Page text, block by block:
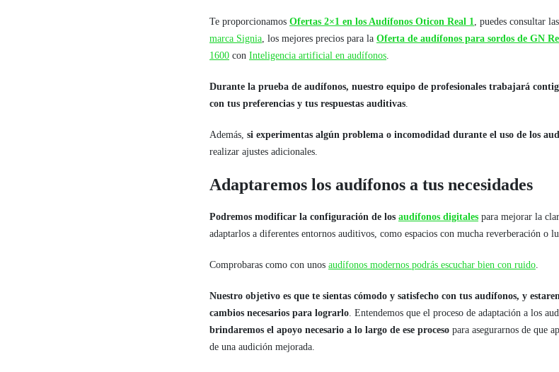
Te proporcionamos Ofertas 2×1 en los Audífonos Oticon Real 1, puedes consultar las
marca Signia, los mejores precios para la Oferta de audífonos para sordos de GN
1600 con Inteligencia artificial en audífonos.
Durante la prueba de audífonos, nuestro equipo de profesionales trabajará
con tus preferencias y tus respuestas auditivas.
Además, si experimentas algún problema o incomodidad durante el uso de los
realizar ajustes adicionales.
Adaptaremos los audífonos a tus necesidades
Podremos modificar la configuración de los audífonos digitales para mejorar la
adaptarlos a diferentes entornos auditivos, como espacios con mucha reverberación o
Comprobaras como con unos audífonos modernos podrás escuchar bien con ruido.
Nuestro objetivo es que te sientas cómodo y satisfecho con tus audífonos, y
cambios necesarios para lograrlo. Entendemos que el proceso de adaptación a los
brindaremos el apoyo necesario a lo largo de ese proceso para asegurarnos de que
de una audición mejorada.